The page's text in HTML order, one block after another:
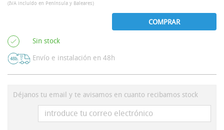
(IVA incluído en Península y Baleares)
COMPRAR
Sin stock
Envío e instalación en 48h
Déjanos tu email y te avisamos en cuanto recibamos stock